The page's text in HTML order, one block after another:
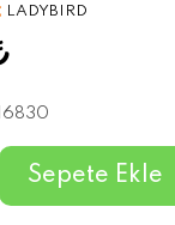
: LADYBIRD